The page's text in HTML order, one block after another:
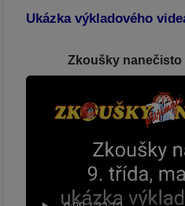
Ukázka výkladového
Zkoušky nanečisto